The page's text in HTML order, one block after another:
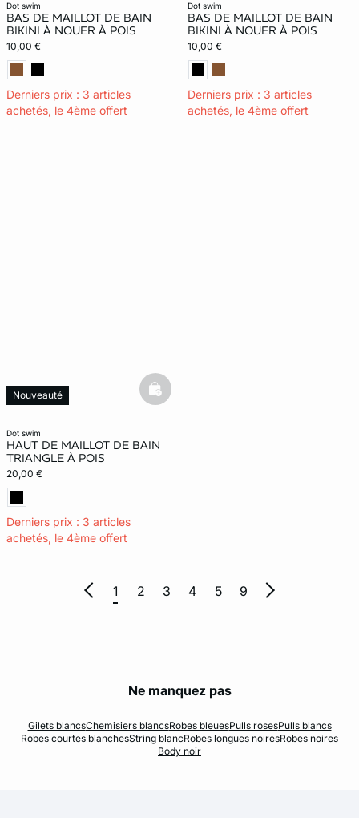
dot swim
BAS DE MAILLOT DE BAIN
BIKINI À NOUER À POIS
10,00 €
Derniers prix : 3 articles
achetés, le 4ème offert
dot swim
BAS DE MAILLOT DE BAIN
BIKINI À NOUER À POIS
10,00 €
Derniers prix : 3 articles
achetés, le 4ème offert
dot swim
HAUT DE MAILLOT DE BAIN
TRIANGLE À POIS
20,00 €
Derniers prix : 3 articles
achetés, le 4ème offert
Nouveauté basketfull
1 2 3 4 5 9
Ne manquez pas
Gilets blancsChemisiers blancsRobes bleuesPulls rosesPulls blancs
Robes courtes blanchesString blancRobes longues noiresRobes noires
Body noir